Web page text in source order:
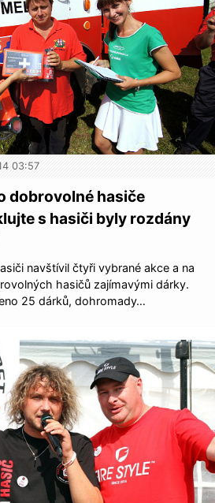
03:57
dobrovolné hasiče
s hasiči byly rozdány
navštívil čtyři vybrané akce a na
hasičů zajímavými dárky.
25 dárků, dohromady…